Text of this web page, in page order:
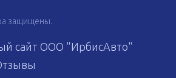
защищены.
сайт ООО "ИрбисАвто"